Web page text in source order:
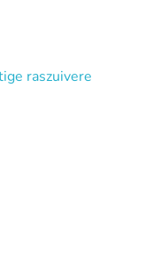
raszuivere